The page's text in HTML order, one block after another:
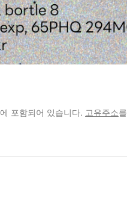
에 포함되어 있습니다. 고유주소